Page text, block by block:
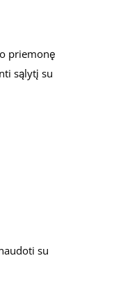
priemonę
sąlytį su
su